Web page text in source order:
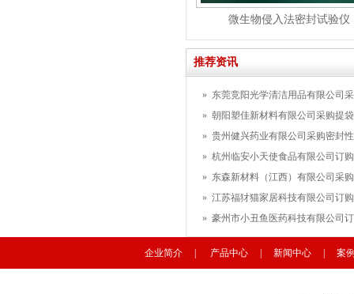
微生物侵入法密封试验仪
推荐资讯
» 东莞竞阳光学清洁用品有限公司
» 朝阳塑佳新材料有限公司采购提
» 贵州健兴药业有限公司采购密封
» 杭州临安小天使食品有限公司订
» 东森新材料（江西）有限公司采
» 江苏福犲猫家居科技有限公司订
» 豪州市小丑鱼医药科技有限公司
企业简介 产品中心 新闻中心 案